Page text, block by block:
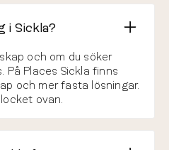
Recension på Google
Wonderful facilities, meeting
events.
i Sickla?
och om du söker
Places Sickla finns
och mer fasta lösningar.
ovan.